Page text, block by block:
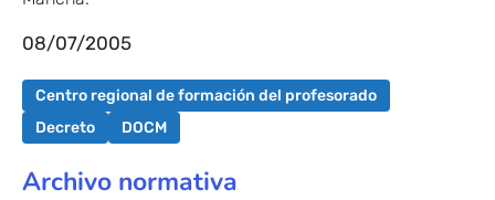
08/07/2005
Centro regional de formación del profesorado
Decreto
DOCM
Archivo normativa